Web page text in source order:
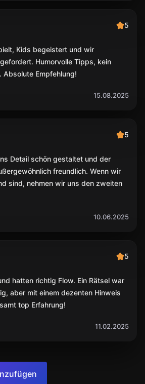
5
Kids begeistert und wir
Humorvolle Tipps, kein
Absolute Empfehlung!
15.08.2025
5
Detail schön gestaltet und der
freundlich. Wenn wir
sind, nehmen wir uns den zweiten
10.06.2025
5
hatten richtig Flow. Ein Rätsel war
aber mit einem dezenten Hinweis
top Erfahrung!
11.02.2025